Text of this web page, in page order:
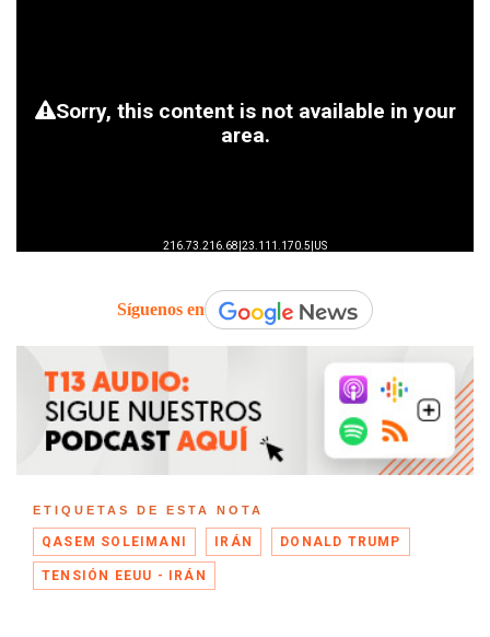
Síguenos en
ETIQUETAS DE ESTA NOTA
QASEM SOLEIMANI IRÁN DONALD TRUMP
TENSIÓN EEUU - IRÁN